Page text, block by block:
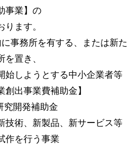
事業】の
ます。
事務所を有する、または新た
置き、
うとする中小企業者等
出事業費補助金】
補助金
品、新サービス等
作を行う事業